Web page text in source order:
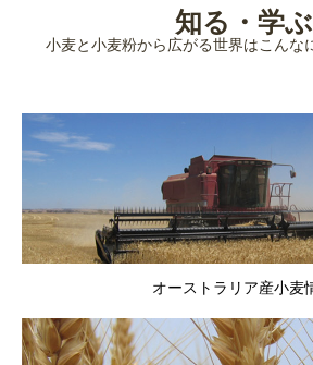
知る・学ぶ
小麦と小麦粉から広がる世界はこんな
オーストラリア産小麦